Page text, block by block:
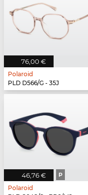
76,00 €
Polaroid
PLD D566/G - 35J
46,76 € P
Polaroid